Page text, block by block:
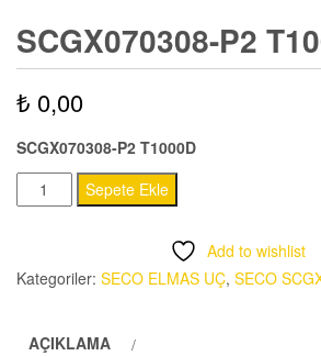
SCGX070308-P2
₺ 0,00
SCGX070308-P2 T1000D
SCGX070308-
P2
adet
Sepete Ekle
Add to wishlist
Kategoriler: SECO ELMAS UÇ, SECO
AÇIKLAMA